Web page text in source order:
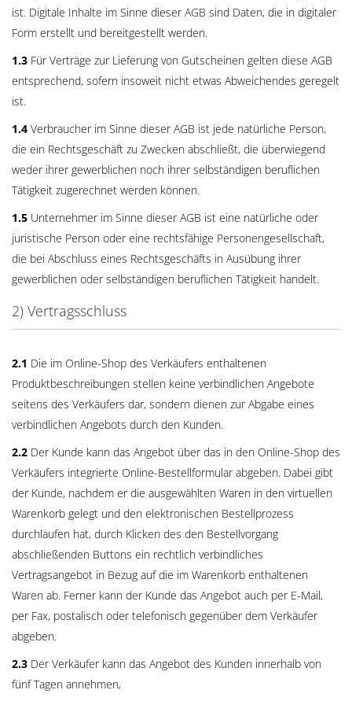
ist. Digitale Inhalte im Sinne dieser AGB sind Daten, die in digitaler
Form erstellt und bereitgestellt werden.
1.3 Für Verträge zur Lieferung von Gutscheinen gelten diese AGB
entsprechend, sofern insoweit nicht etwas Abweichendes geregelt
ist.
1.4 Verbraucher im Sinne dieser AGB ist jede natürliche Person,
die ein Rechtsgeschäft zu Zwecken abschließt, die überwiegend
weder ihrer gewerblichen noch ihrer selbständigen beruflichen
Tätigkeit zugerechnet werden können.
1.5 Unternehmer im Sinne dieser AGB ist eine natürliche oder
juristische Person oder eine rechtsfähige Personengesellschaft,
die bei Abschluss eines Rechtsgeschäfts in Ausübung ihrer
gewerblichen oder selbständigen beruflichen Tätigkeit handelt.
2) Vertragsschluss
2.1 Die im Online-Shop des Verkäufers enthaltenen
Produktbeschreibungen stellen keine verbindlichen Angebote
seitens des Verkäufers dar, sondern dienen zur Abgabe eines
verbindlichen Angebots durch den Kunden.
2.2 Der Kunde kann das Angebot über das in den Online-Shop des
Verkäufers integrierte Online-Bestellformular abgeben. Dabei gibt
der Kunde, nachdem er die ausgewählten Waren in den virtuellen
Warenkorb gelegt und den elektronischen Bestellprozess
durchlaufen hat, durch Klicken des den Bestellvorgang
abschließenden Buttons ein rechtlich verbindliches
Vertragsangebot in Bezug auf die im Warenkorb enthaltenen
Waren ab. Ferner kann der Kunde das Angebot auch per E-Mail,
per Fax, postalisch oder telefonisch gegenüber dem Verkäufer
abgeben.
2.3 Der Verkäufer kann das Angebot des Kunden innerhalb von
fünf Tagen annehmen,